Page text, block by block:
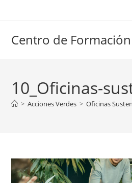
Centro de
10_Oficinas-
> Acciones Verdes > Oficinas